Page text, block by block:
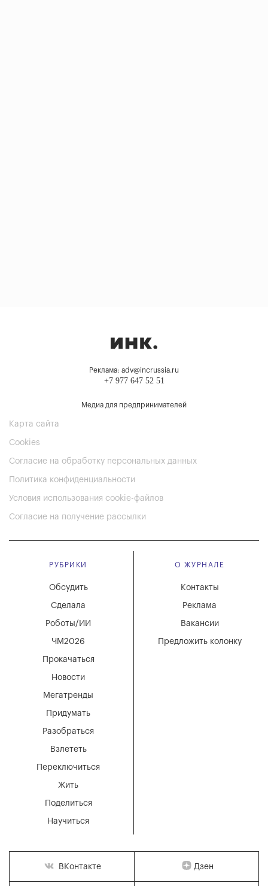
Реклама: adv@incrussia.ru
+7 977 647 52 51
Медиа для предпринимателей
Карта сайта
Cookies
Согласие на обработку персональных данных
Политика конфиденциальности
Условия использования cookie-файлов
Согласие на получение рассылки
РУБРИКИ
Мегатренды
Придумать
Разобраться
Взлететь
Новости
Переключиться
Жить
Поделиться
Научиться
Обсудить
Сделала
Роботы/ИИ
ЧМ2026
Прокачаться
О ЖУРНАЛЕ
Вакансии
Реклама
Контакты
Предложить колонку
ВКонтакте Дзен